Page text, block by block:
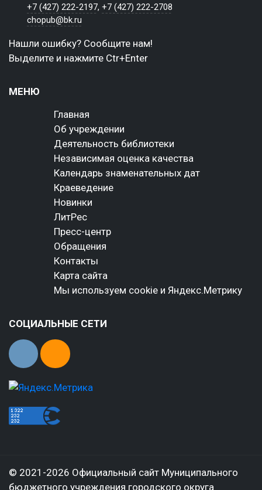
+7 (427) 222-2197,+7 (427) 222-2708
chopub@bk.ru
Нашли ошибку? Сообщите нам!
Выделите и нажмите Ctr+Enter
МЕНЮ
Главная
Об учреждении
Деятельность библиотеки
Независимая оценка качества
Календарь знаменательных дат
Краеведение
Новинки
ЛитРес
Пресс-центр
Обращения
Контакты
Карта сайта
Мы используем cookie и Яндекс.Метрику
СОЦИАЛЬНЫЕ СЕТИ
© 2021-2026 Официальный сайт Муниципального
бюджетного учреждения городского округа